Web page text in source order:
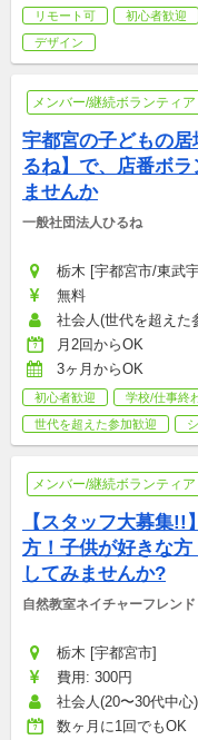
リモート可 初心者歓迎
デザイン
メンバー/継続ボランティア
宇都宮の子どもの
るね】で、店番ボ
ませんか
一般社団法人ひるね
栃木 [宇都宮市/東武
無料
社会人(世代を超えた
月2回からOK
3ヶ月からOK
初心者歓迎 学校/仕事終
世代を超えた参加歓迎
メンバー/継続ボランティア
【スタッフ大募集!!
方！子供が好きな
してみませんか?
自然教室ネイチャーフレンド
栃木 [宇都宮市]
費用: 300円
社会人(20〜30代中
数ヶ月に1回でもOK